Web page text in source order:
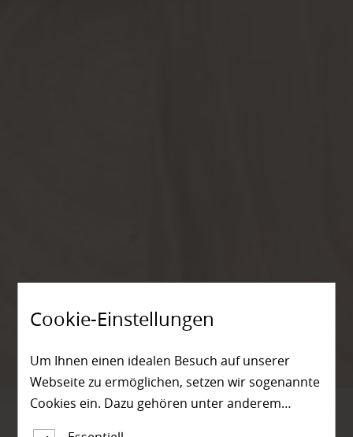
Cookie-Einstellungen
Um Ihnen einen idealen Besuch auf unserer
Webseite zu ermöglichen, setzen wir sogenannte
Cookies ein. Dazu gehören unter anderem